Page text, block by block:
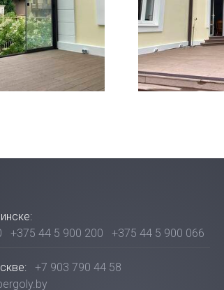
+375 44 5 900 200 +375 44 5 900 066
+7 903 790 44 58